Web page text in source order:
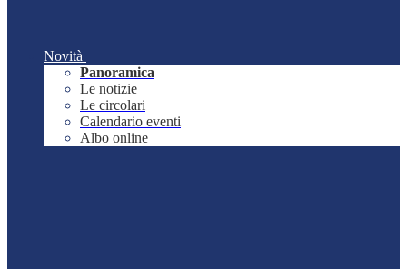
Novità
Panoramica
Le notizie
Le circolari
Calendario eventi
Albo online